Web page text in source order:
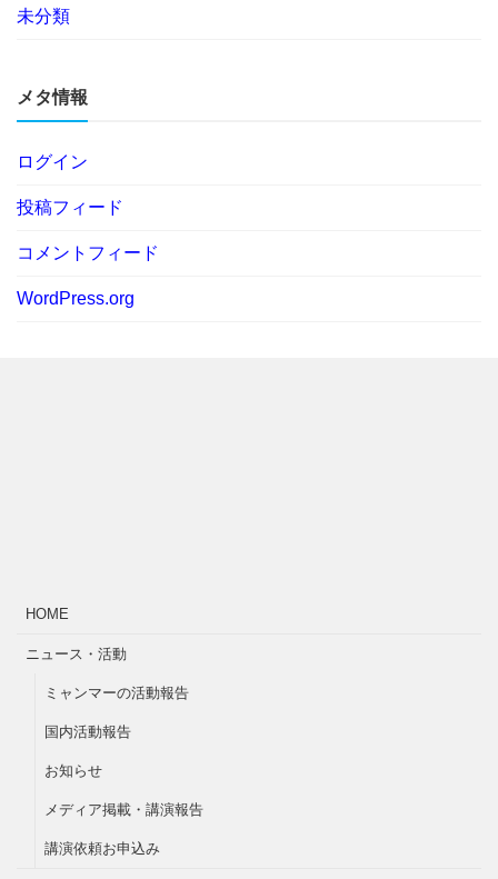
未分類
メタ情報
ログイン
投稿フィード
コメントフィード
WordPress.org
HOME
ニュース・活動
ミャンマーの活動報告
国内活動報告
お知らせ
メディア掲載・講演報告
講演依頼お申込み